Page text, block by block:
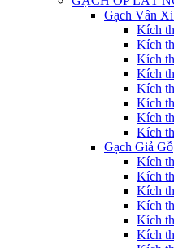
Gạch Vân
Kích
Kích
Kích
Kích
Kích
Kích
Kích
Kích
Gạch Giả Gỗ
Kích
Kích
Kích
Kích
Kích
Kích